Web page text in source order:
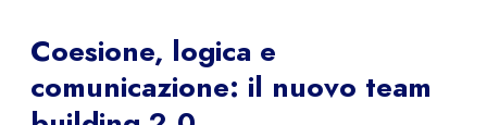
Coesione, logica e
comunicazione: il nuovo team